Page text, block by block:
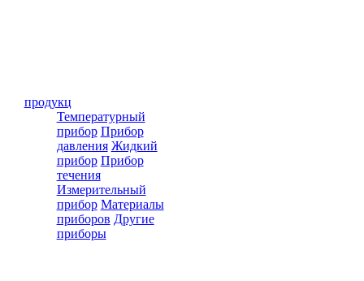
продукц
Температурный
прибор Прибор
давления Жидкий
прибор Прибор
течения
Измерительный
прибор Материалы
приборов Другие
приборы